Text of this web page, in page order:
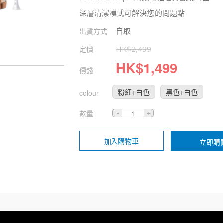
深層清潔模式可解決您的問題點
出貨方式 自取
定價 HK$2,499
價錢 HK$1,499
colour 粉紅+白色 黑色+白色
數量
加入購物車 立即購